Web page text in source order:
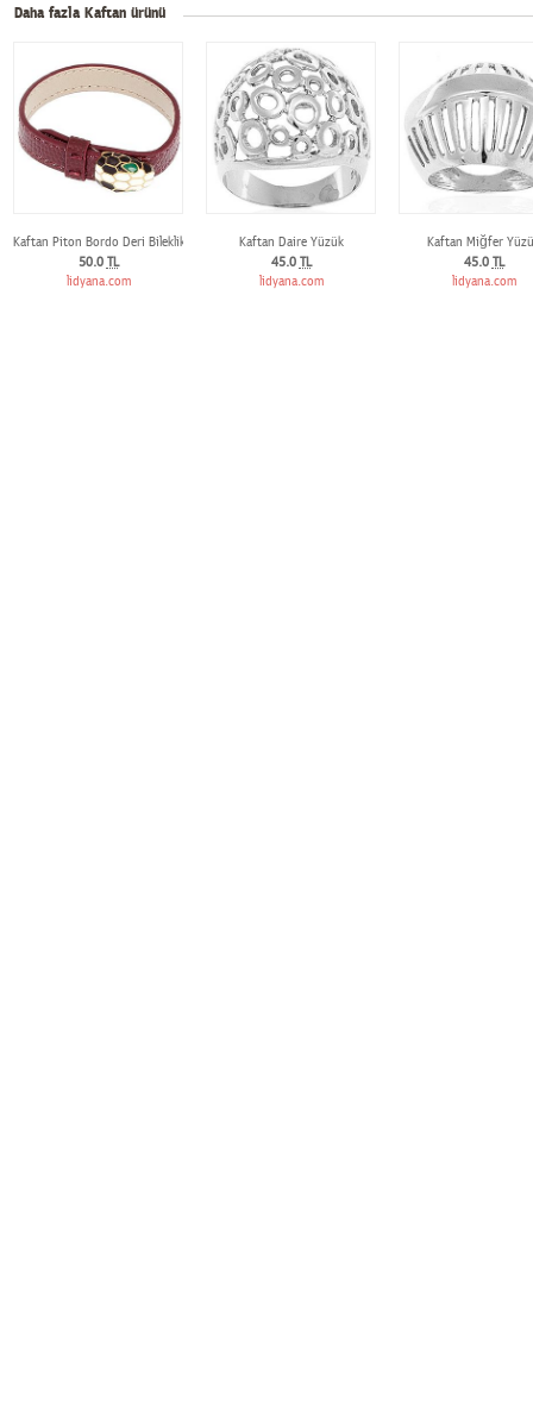
Daha fazla Kaftan ürünü
Kaftan Piton Bordo Deri Bileklik
50.0 TL
lidyana.com
Kaftan Daire Yüzük
45.0 TL
lidyana.com
Kaftan Miğfer
45.0 TL
lidyana.com